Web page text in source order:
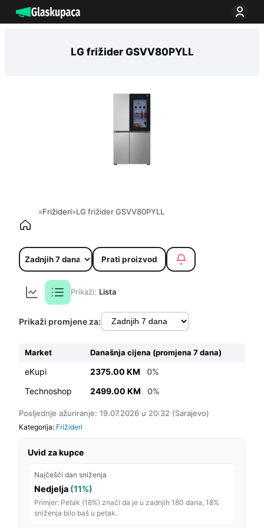
na
LG frižider GSVV80PYLL
»Frižideri»LG frižider GSVV80PYLL
Prati proizvod
Prikaži: Lista
Prikaži promjene za:
Market Današnja cijena (promjena 7 dana)
eKupi 2375.00 KM
0%
Technoshop
2499.00 KM 0%
Posljednje ažuriranje: 19.07.2026 u 20:32 (Sarajevo)
Kategorija: Frižideri
Uvid za kupce
Najčešći dan sniženja
Nedjelja (11%)
Primjer: Petak (18%) znači da je u zadnjih 180 dana, 18%
sniženja bilo baš u petak.